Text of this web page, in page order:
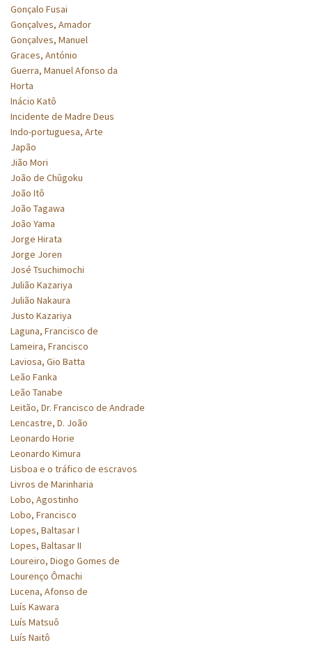
Gonçalo Fusai
Gonçalves, Amador
Gonçalves, Manuel
Graces, António
Guerra, Manuel Afonso da
Horta
Inácio Katô
Incidente de Madre Deus
Indo-portuguesa, Arte
Japão
Jião Mori
João de Chûgoku
João Itô
João Tagawa
João Yama
Jorge Hirata
Jorge Joren
José Tsuchimochi
Julião Kazariya
Julião Nakaura
Justo Kazariya
Laguna, Francisco de
Lameira, Francisco
Laviosa, Gio Batta
Leão Fanka
Leão Tanabe
Leitão, Dr. Francisco de Andrade
Lencastre, D. João
Leonardo Horie
Leonardo Kimura
Lisboa e o tráfico de escravos
Livros de Marinharia
Lobo, Agostinho
Lobo, Francisco
Lopes, Baltasar I
Lopes, Baltasar II
Loureiro, Diogo Gomes de
Lourenço Ômachi
Lucena, Afonso de
Luís Kawara
Luís Matsuô
Luís Naitô